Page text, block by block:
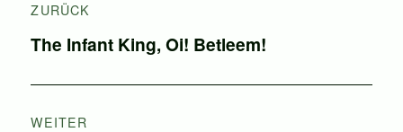
ZURÜCK
Vorheriger
The Infant King, Oi! Betleem!
WEITER